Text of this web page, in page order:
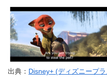
出典： Disney+ (ディズニープ